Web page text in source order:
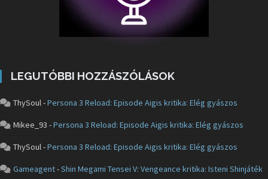
LEGUTÓBBI HOZZÁSZÓLÁSOK
ThySoul -Persona 3 Reload: Episode Aigis kritika: Elég gyászos
Mikee_93 -Persona 3 Reload: Episode Aigis kritika: Elég gyászos
ThySoul -Persona 3 Reload: Episode Aigis kritika: Elég gyászos
Gameagent-Shin Megami Tensei V: Vengeance kritika: Isteni Shinjáték